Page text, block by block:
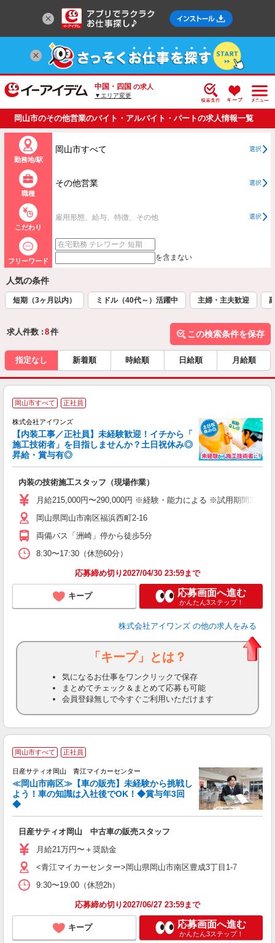
中国・四国 の求人
▼エリア変更
岡山市のその他営業のバイト・アルバイト・パートの求人情報一覧
勤務地/駅
岡山市すべて 選択
職種
その他営業 選択
こだわり
雇用形態、給与、特徴、その他 選択
フリーワード を含まない
人気の条件
短期（3ヶ月以内） ミドル（40代～）活躍中 主婦・主夫歓迎
求人件数 : 8件 この検索条件を保存
指定なし 新着順 時給順 日給順 月給順
岡山市すべて 正社員
株式会社アイワンズ
【内装工事／正社員】未経験歓迎！イチから「
施工技術者」を目指しませんか？土日祝休み◎
昇給・賞与有◎
内装の技術施工スタッフ（現場作業）
月給215,000円〜290,000円 ※経験・能力による ※試用期間3ヵ
岡山県岡山市南区福浜西町2-16
両備バス「洲崎」停から徒歩5分
8:30〜17:30（休憩60分）
応募締め切り2027/04/30 23:59まで
キープ 応募画面へ進む
かんたん3ステップ！
株式会社アイワンズ の他の求人をみる
「キープ」とは？
気になるお仕事をワンクリックで保存
まとめてチェック＆まとめて応募も可能
会員登録無しで今すぐご利用いただけます
岡山市すべて 正社員
日産サティオ岡山 青江マイカーセンター
≪岡山市南区≫【車の販売】未経験から挑戦し
よう！車の知識は入社後でOK！◆賞与年3回
◆
日産サティオ岡山 中古車の販売スタッフ
月給21万円〜＋奨励金
<青江マイカーセンター>岡山県岡山市南区豊成3丁目1-7
9:30〜19:00（休憩2h）
応募締め切り2027/06/27 23:59まで
キープ 応募画面へ進む
かんたん3ステップ！